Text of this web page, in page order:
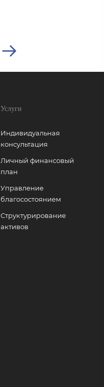
Услуги
Индивидуальная
консультация
Личный финансовый
план
Управление
благосостоянием
Структурирование
активов